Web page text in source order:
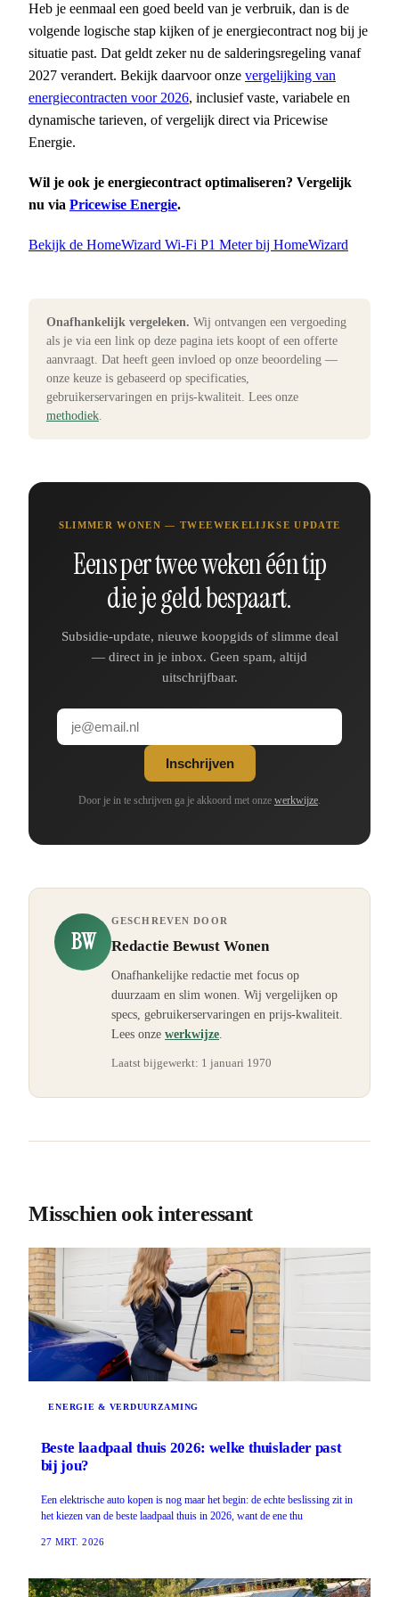
Heb je eenmaal een goed beeld van je verbruik, dan is de
volgende logische stap kijken of je energiecontract nog bij je
situatie past. Dat geldt zeker nu de salderingsregeling vanaf
2027 verandert. Bekijk daarvoor onze vergelijking van
energiecontracten voor 2026, inclusief vaste, variabele en
dynamische tarieven, of vergelijk direct via Pricewise
Energie.
Wil je ook je energiecontract optimaliseren? Vergelijk
nu via Pricewise Energie.
Bekijk de HomeWizard Wi-Fi P1 Meter bij HomeWizard
Onafhankelijk vergeleken. Wij ontvangen een vergoeding
als je via een link op deze pagina iets koopt of een offerte
aanvraagt. Dat heeft geen invloed op onze beoordeling —
onze keuze is gebaseerd op specificaties,
gebruikerservaringen en prijs-kwaliteit. Lees onze
methodiek.
SLIMMER WONEN — TWEEWEKELIJKSE UPDATE
Eens per twee weken één tip
die je geld bespaart.
Subsidie-update, nieuwe koopgids of slimme deal
— direct in je inbox. Geen spam, altijd
uitschrijfbaar.
Inschrijven
Door je in te schrijven ga je akkoord met onze werkwijze.
BW
GESCHREVEN DOOR
Redactie Bewust Wonen
Onafhankelijke redactie met focus op
duurzaam en slim wonen. Wij vergelijken op
specs, gebruikerservaringen en prijs-kwaliteit.
Lees onze werkwijze
Laatst bijgewerkt: 1 januari 1970
Misschien ook interessant
ENERGIE & VERDUURZAMING
Beste laadpaal thuis 2026: welke thuislader past
bij jou?
Een elektrische auto kopen is nog maar het begin: de echte beslissing zit in
het kiezen van de beste laadpaal thuis in 2026, want de ene thu
27 MRT. 2026